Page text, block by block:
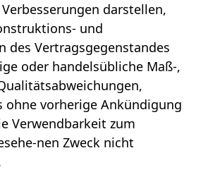
darstellen,
und
des Vertragsgegenstandes
oder handelsübliche Maß-,
ohne vorherige Ankündigung
Verwendbarkeit zum
nen Zweck nicht